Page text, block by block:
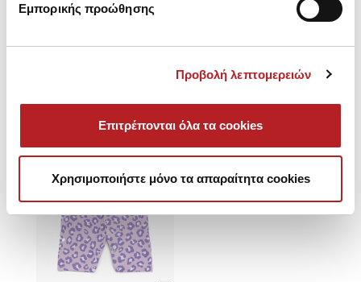
Εμπορικής προώθησης
Προβολή λεπτομερειών
Επιτρέπονται όλα τα cookies
Χρησιμοποιήστε μόνο τα απαραίτητα cookies
Είδατε πρόσφατα